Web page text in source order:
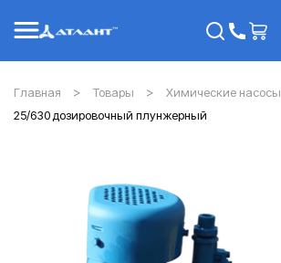
Главная Товары Химические насосы
25/630 дозировочный плунжерный